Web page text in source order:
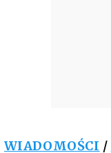
WIADOMOŚCI /